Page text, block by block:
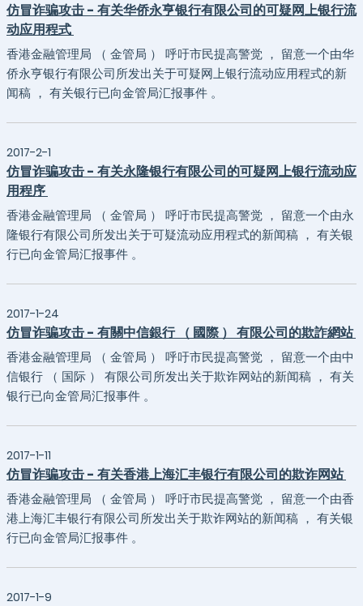
仿冒诈骗攻击 - 有关华侨永亨银行有限公司的可疑网上银行流
动应用程式
香港金融管理局 （ 金管局 ） 呼吁市民提高警觉 ， 留意一个由华
侨永亨银行有限公司所发出关于可疑网上银行流动应用程式的新
闻稿 ， 有关银行已向金管局汇报事件 。
2017-2-1
仿冒诈骗攻击 - 有关永隆银行有限公司的可疑网上银行流动应
用程序
香港金融管理局 （ 金管局 ） 呼吁市民提高警觉 ， 留意一个由永
隆银行有限公司所发出关于可疑流动应用程式的新闻稿 ， 有关银
行已向金管局汇报事件 。
2017-1-24
仿冒诈骗攻击 - 有關中信銀行 （ 國際 ） 有限公司的欺詐網站
香港金融管理局 （ 金管局 ） 呼吁市民提高警觉 ， 留意一个由中
信银行 （ 国际 ） 有限公司所发出关于欺诈网站的新闻稿 ， 有关
银行已向金管局汇报事件 。
2017-1-11
仿冒诈骗攻击 - 有关香港上海汇丰银行有限公司的欺诈网站
香港金融管理局 （ 金管局 ） 呼吁市民提高警觉 ， 留意一个由香
港上海汇丰银行有限公司所发出关于欺诈网站的新闻稿 ， 有关银
行已向金管局汇报事件 。
2017-1-9